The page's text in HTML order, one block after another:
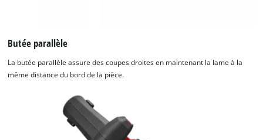
Butée parallèle
La butée parallèle assure des coupes droites en maintenant la lame à la
même distance du bord de la pièce.